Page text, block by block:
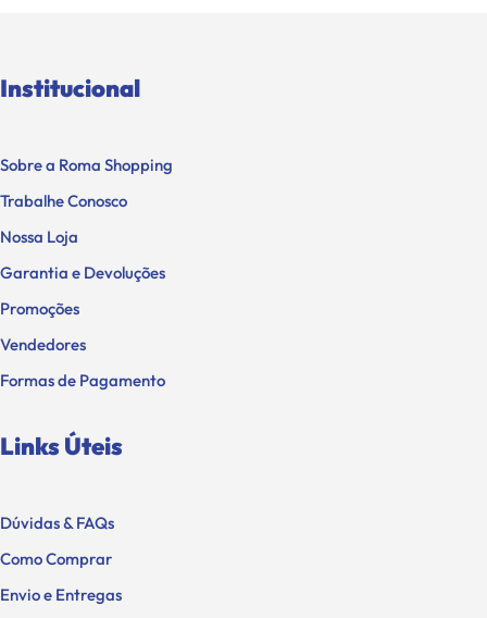
Institucional
Sobre a Roma Shopping
Trabalhe Conosco
Nossa Loja
Garantia e Devoluções
Promoções
Vendedores
Formas de Pagamento
Links Úteis
Dúvidas & FAQs
Como Comprar
Envio e Entregas